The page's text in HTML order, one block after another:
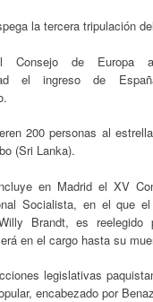
la tercera tripulación
Consejo de Europa
el ingreso de
200 personas al
(Sri Lanka).
en Madrid el XV
Socialista, en el que
Brandt, es reelegido
en el cargo hasta su
legislativas
encabezado por